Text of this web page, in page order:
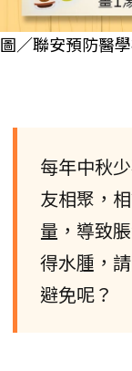
圖／聯安預防醫
每年中秋
友相聚，
量，導致
得水腫，
避免呢？